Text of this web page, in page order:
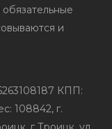
и
КПП:
108842, г.